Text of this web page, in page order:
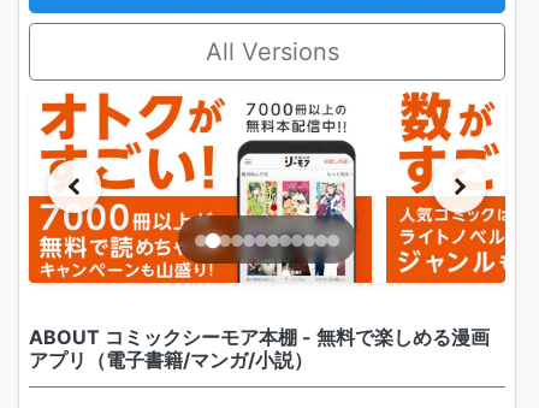
All Versions
ABOUT コミックシーモア本棚 - 無料で楽しめる漫画
アプリ（電子書籍/マンガ/小説）